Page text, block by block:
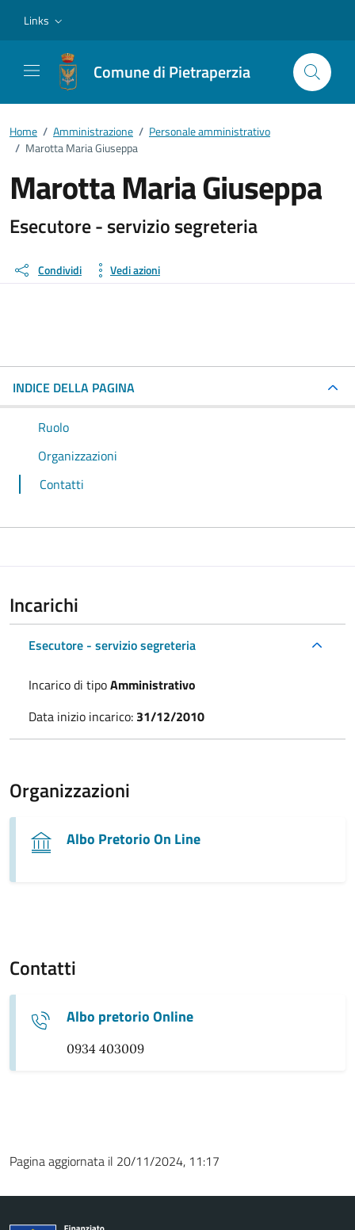
Links
Comune di Pietraperzia
Home / Amministrazione / Personale amministrativo
/ Marotta Maria Giuseppa
Marotta Maria Giuseppa
Dettagli della persona
Esecutore - servizio segreteria
Condividi Vedi azioni
INDICE DELLA PAGINA
Ruolo
Organizzazioni
Contatti
Incarichi
Esecutore - servizio segreteria
Incarico di tipoAmministrativo
Data inizio incarico: 31/12/2010
Organizzazioni
Albo Pretorio On Line
Contatti
Albo pretorio Online
0934 403009
Pagina aggiornata il 20/11/2024, 11:17